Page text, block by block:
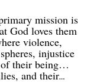
mission is
God loves them
violence,
injustice
their being…
and their